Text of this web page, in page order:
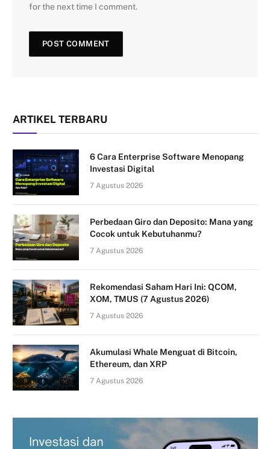
for the next time I comment.
ARTIKEL TERBARU
6 Cara Enterprise Software Menopang
Investasi Digital
7 Agustus 2026
Perbedaan Giro dan Deposito: Mana yang
Cocok untuk Kebutuhanmu?
7 Agustus 2026
Rekomendasi Saham Hari Ini: QCOM,
XOM, TMUS (7 Agustus 2026)
7 Agustus 2026
Akumulasi Whale Menguat di Bitcoin,
Ethereum, dan XRP
7 Agustus 2026